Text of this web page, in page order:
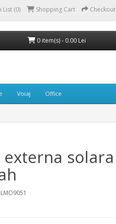
List (0) Shopping Cart Checkout
0 item(s) - 0.00 Lei
Voiaj Office
solara